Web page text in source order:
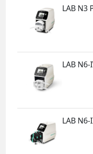
LAB N3
LAB
LAB